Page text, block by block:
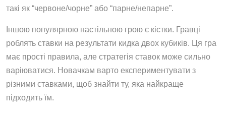
такі як “червоне/чорне” або “парне/непарне”.
Іншою популярною настільною грою є кістки. Гравці
роблять ставки на результати кидка двох кубиків. Ця гра
має прості правила, але стратегія ставок може сильно
варіюватися. Новачкам варто експериментувати з
різними ставками, щоб знайти ту, яка найкраще
підходить їм.